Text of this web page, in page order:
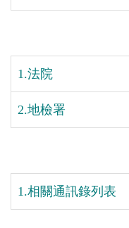
1.法院
2.地檢署
1.相關通訊錄列表